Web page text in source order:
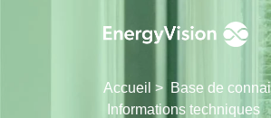
Passer au contenu
Accueil > Base de
Informations techniques